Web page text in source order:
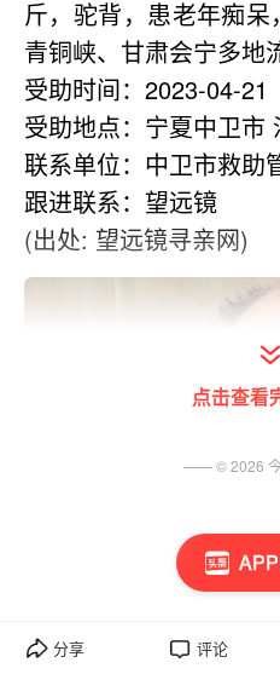
斤，驼背，患老年痴呆
青铜峡、甘肃会宁多地
受助时间：2023-04-21
受助地点：宁夏中卫市
联系单位：中卫市救助
跟进联系：望远镜
(出处: 望远镜寻亲网)
点击查看
分享 评论
—— ©2026